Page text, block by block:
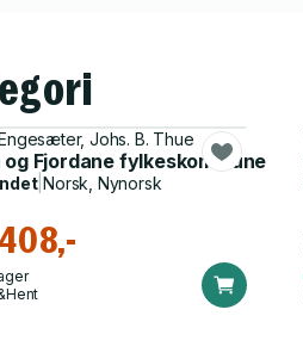
Johs. B. Thue
og Fjordane fylkeskommune
|Norsk, Nynorsk
408,-